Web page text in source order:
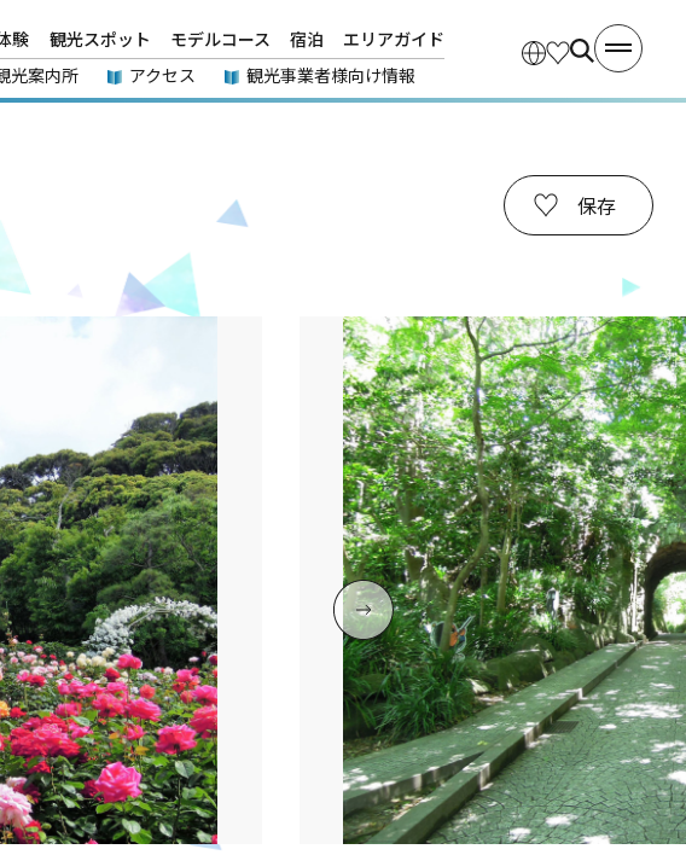
験 観光スポット モデルコース 宿泊
エリアガイド
光案内所 アクセス 観光事業者様向け情報
保存